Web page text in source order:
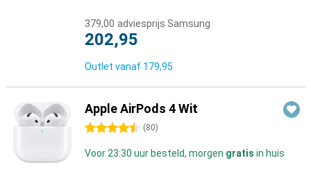
379,00 adviesprijs Samsung
202,95
Outlet vanaf 179,95
Apple AirPods 4 Wit
4.5 sterren (80)
Voor 23:30 uur besteld, morgen gratis in huis